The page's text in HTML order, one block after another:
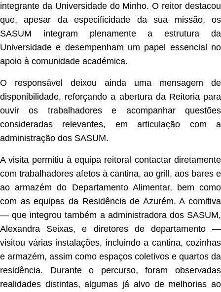
integrante da Universidade do Minho. O reitor destacou
que, apesar da especificidade da sua missão, os
SASUM integram plenamente a estrutura da
Universidade e desempenham um papel essencial no
apoio à comunidade académica.
O responsável deixou ainda uma mensagem de
disponibilidade, reforçando a abertura da Reitoria para
ouvir os trabalhadores e acompanhar questões
consideradas relevantes, em articulação com a
administração dos SASUM.
A visita permitiu à equipa reitoral contactar diretamente
com trabalhadores afetos à cantina, ao grill, aos bares e
ao armazém do Departamento Alimentar, bem como
com as equipas da Residência de Azurém. A comitiva
— que integrou também a administradora dos SASUM,
Alexandra Seixas, e diretores de departamento —
visitou várias instalações, incluindo a cantina, cozinhas
e armazém, assim como espaços coletivos e quartos da
residência. Durante o percurso, foram observadas
realidades distintas, algumas já alvo de melhorias ao